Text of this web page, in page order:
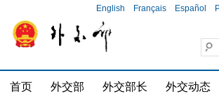
English Français Español
首页 外交部 外交部长 外交动态